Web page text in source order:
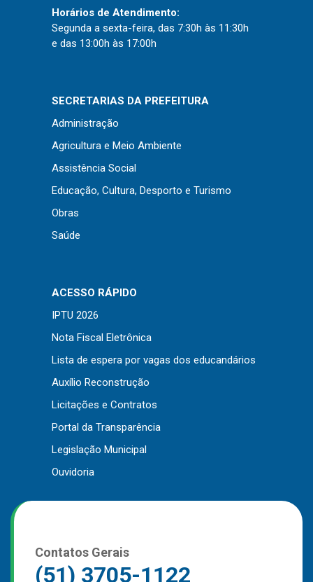
Dispensas e Inexigibilidades
Chamamentos Públicos
Transparência
Portal da Transparência
Radar da Transparência
Cespro
Outros
Downloads
Notícias
Contato
Página Inicial
Horários de Atendimento:
Segunda a sexta-feira, das 7:30h às 11:30h
e das 13:00h às 17:00h
SECRETARIAS DA PREFEITURA
Administração
Agricultura e Meio Ambiente
Assistência Social
Educação, Cultura, Desporto e Turismo
Obras
Saúde
ACESSO RÁPIDO
IPTU 2026
Nota Fiscal Eletrônica
Lista de espera por vagas dos educandários
Auxílio Reconstrução
Licitações e Contratos
Portal da Transparência
Legislação Municipal
Ouvidoria
Contatos Gerais
(51) 3705-1122